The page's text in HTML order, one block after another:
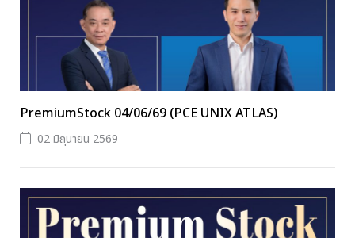
PremiumStock 04/06/69 (PCE UNIX ATLAS)
02 มิถุนายน 2569